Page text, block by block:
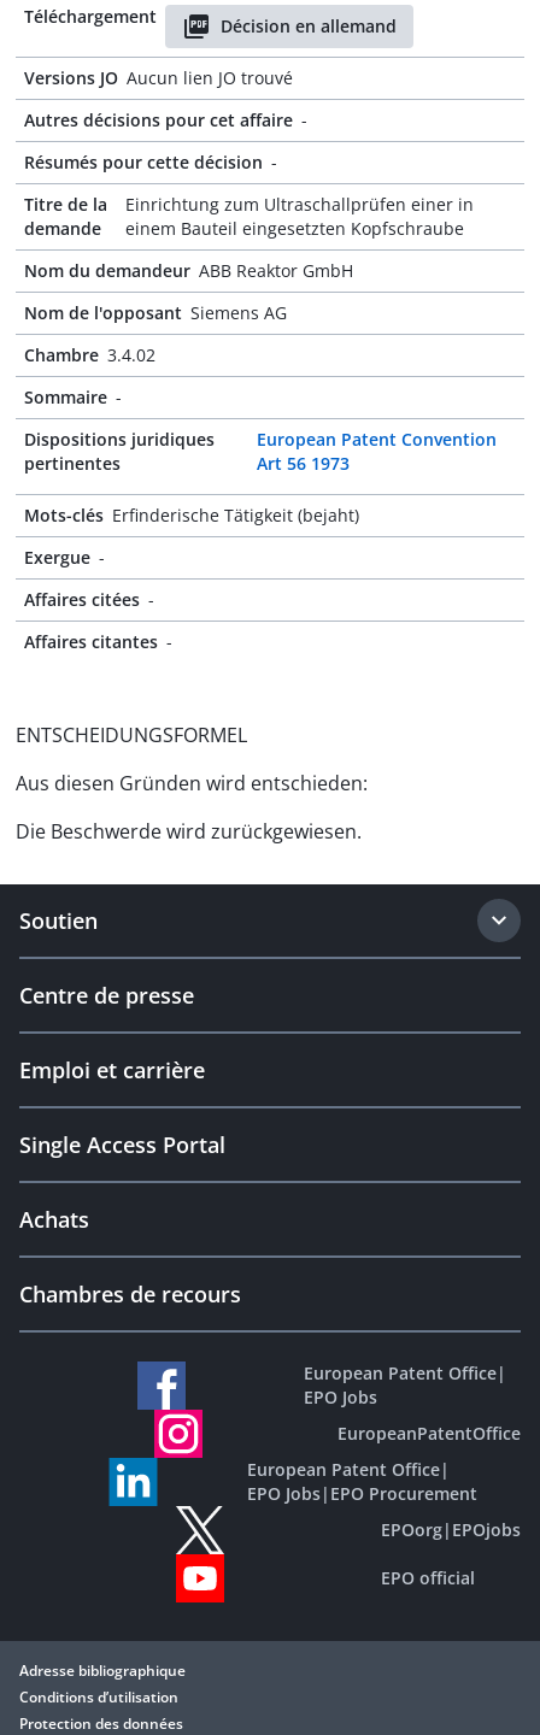
Téléchargement
Décision en allemand
Versions JO Aucun lien JO trouvé
Autres décisions pour cet affaire -
Résumés pour cette décision -
Titre de la
demande
Einrichtung zum Ultraschallprüfen einer in
einem Bauteil eingesetzten Kopfschraube
Nom du demandeur ABB Reaktor GmbH
Nom de l'opposant Siemens AG
Chambre 3.4.02
Sommaire -
Dispositions juridiques
pertinentes
European Patent Convention
Art 56 1973
Mots-clés Erfinderische Tätigkeit (bejaht)
Exergue -
Affaires citées -
Affaires citantes -
ENTSCHEIDUNGSFORMEL
Aus diesen Gründen wird entschieden:
Die Beschwerde wird zurückgewiesen.
Soutien
Centre de presse
Emploi et carrière
Single Access Portal
Achats
Chambres de recours
European Patent Office|
EPO Jobs
EuropeanPatentOffice
European Patent Office|
EPO Jobs| EPO Procurement
EPOorg| EPOjobs
EPO official
Adresse bibliographique
Conditions d’utilisation
Protection des données